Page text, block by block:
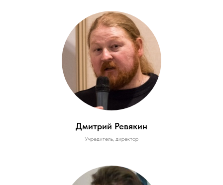
Дмитрий Ревякин
Учредитель, директор